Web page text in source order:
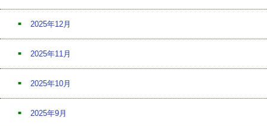
2025年12月
2025年11月
2025年10月
2025年9月